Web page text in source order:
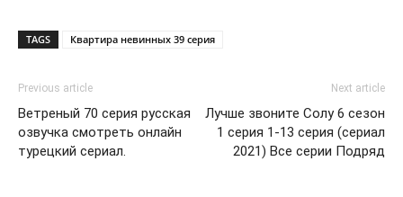
TAGS Квартира невинных 39 серия
Previous article
Ветреный 70 серия русская
озвучка смотреть онлайн
турецкий сериал.
Next article
Лучше звоните Солу 6 сезон
1 серия 1-13 серия (сериал
2021) Все серии Подряд